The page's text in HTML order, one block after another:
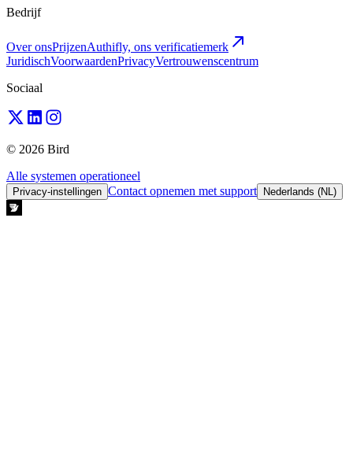
Bedrijf
Over onsPrijzenAuthifly, ons verificatiemerk
JuridischVoorwaardenPrivacyVertrouwenscentrum
Sociaal
© 2026 Bird
Alle systemen operationeel
Privacy-instellingen Contact opnemen met support Nederlands (NL)